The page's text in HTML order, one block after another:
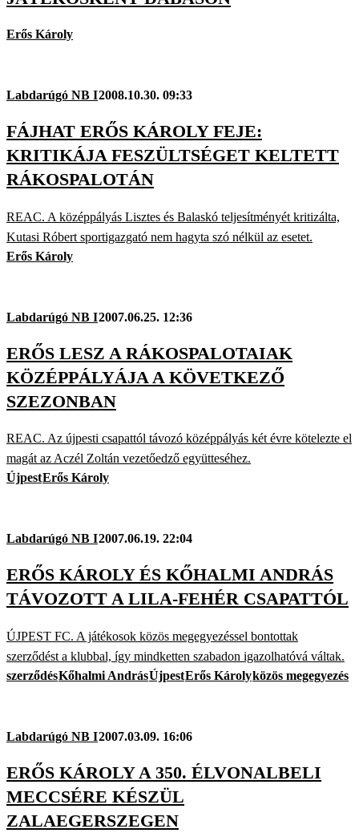
Erős Károly
Labdarúgó NB I2008.10.30. 09:33
FÁJHAT ERŐS KÁROLY FEJE:
KRITIKÁJA FESZÜLTSÉGET KELTETT
RÁKOSPALOTÁN
REAC. A középpályás Lisztes és Balaskó teljesítményét kritizálta,
Kutasi Róbert sportigazgató nem hagyta szó nélkül az esetet.
Erős Károly
Labdarúgó NB I2007.06.25. 12:36
ERŐS LESZ A RÁKOSPALOTAIAK
KÖZÉPPÁLYÁJA A KÖVETKEZŐ
SZEZONBAN
REAC. Az újpesti csapattól távozó középpályás két évre kötelezte el
magát az Aczél Zoltán vezetőedző együtteséhez.
ÚjpestErős Károly
Labdarúgó NB I2007.06.19. 22:04
ERŐS KÁROLY ÉS KŐHALMI ANDRÁS
TÁVOZOTT A LILA-FEHÉR CSAPATTÓL
ÚJPEST FC. A játékosok közös megegyezéssel bontottak
szerződést a klubbal, így mindketten szabadon igazolhatóvá váltak.
szerződésKőhalmi AndrásÚjpestErős Károlyközös megegyezés
Labdarúgó NB I2007.03.09. 16:06
ERŐS KÁROLY A 350. ÉLVONALBELI
MECCSÉRE KÉSZÜL
ZALAEGERSZEGEN